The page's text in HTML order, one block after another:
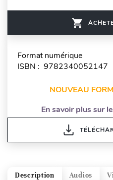
Format numérique
ISBN : 9782340052147
NOUVEAU
En savoir plus sur
Audios
Description